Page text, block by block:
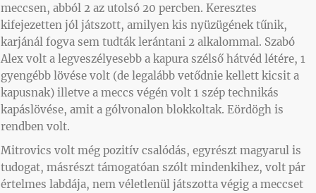
meccsen, abból 2 az utolsó 20 percben. Keresztes
kifejezetten jól játszott, amilyen kis nyüzügének tűnik,
karjánál fogva sem tudták lerántani 2 alkalommal. Szabó
Alex volt a legveszélyesebb a kapura szélső hátvéd létére, 1
gyengébb lövése volt (de legalább vetődnie kellett kicsit a
kapusnak) illetve a meccs végén volt 1 szép technikás
kapáslövése, amit a gólvonalon blokkoltak. Eördögh is
rendben volt.
Mitrovics volt még pozitív csalódás, egyrészt magyarul is
tudogat, másrészt támogatóan szólt mindenkihez, volt pár
értelmes labdája, nem véletlenül játszotta végig a meccset